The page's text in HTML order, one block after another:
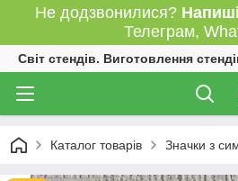
Не додзвонилися?
Телеграм,
Світ стендів. Виготовлення
Каталог товарів Значки з